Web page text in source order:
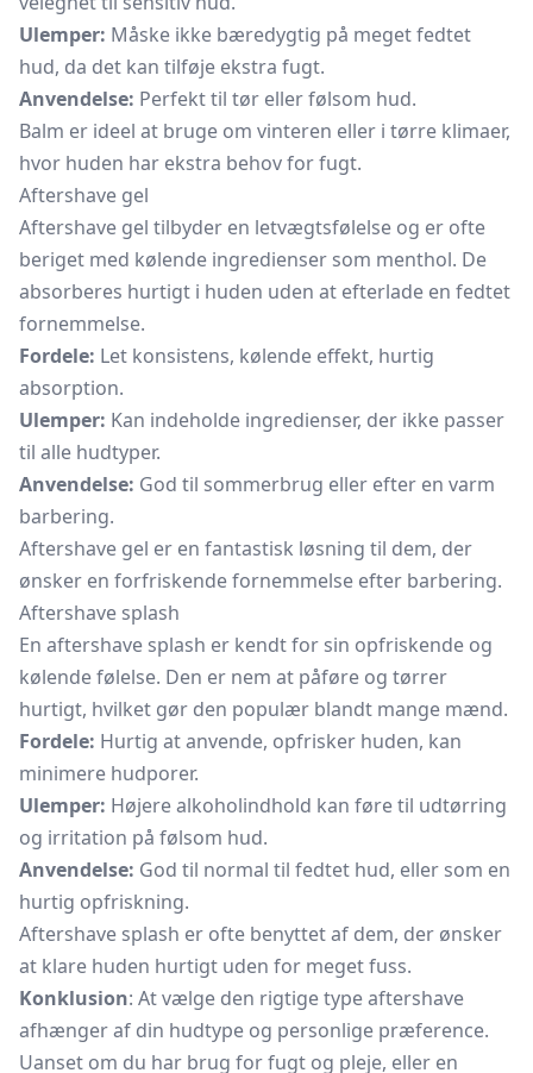
Ulemper: Måske ikke bæredygtig på meget fedtet
hud, da det kan tilføje ekstra fugt.
Anvendelse: Perfekt til tør eller følsom hud.
Balm er ideel at bruge om vinteren eller i tørre klimaer,
hvor huden har ekstra behov for fugt.
Aftershave gel
Aftershave gel tilbyder en letvægtsfølelse og er ofte
beriget med kølende ingredienser som menthol. De
absorberes hurtigt i huden uden at efterlade en fedtet
fornemmelse.
Fordele: Let konsistens, kølende effekt, hurtig
absorption.
Ulemper: Kan indeholde ingredienser, der ikke passer
til alle hudtyper.
Anvendelse: God til sommerbrug eller efter en varm
barbering.
Aftershave gel er en fantastisk løsning til dem, der
ønsker en forfriskende fornemmelse efter barbering.
Aftershave splash
En aftershave splash er kendt for sin opfriskende og
kølende følelse. Den er nem at påføre og tørrer
hurtigt, hvilket gør den populær blandt mange mænd.
Fordele: Hurtig at anvende, opfrisker huden, kan
minimere hudporer.
Ulemper: Højere alkoholindhold kan føre til udtørring
og irritation på følsom hud.
Anvendelse: God til normal til fedtet hud, eller som en
hurtig opfriskning.
Aftershave splash er ofte benyttet af dem, der ønsker
at klare huden hurtigt uden for meget fuss.
Konklusion: At vælge den rigtige type aftershave
afhænger af din hudtype og personlige præference.
Uanset om du har brug for fugt og pleje, eller en